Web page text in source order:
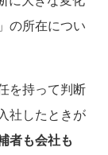
の所在につい
を持って判断
社したときが
者も会社も